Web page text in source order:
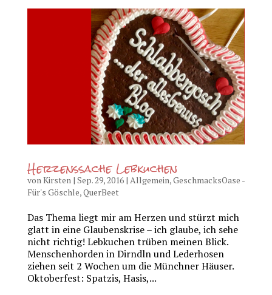
Herzenssache Lebkuchen
vonKirsten| Sep. 29, 2016| Allgemein,GeschmacksOase -
Für's Göschle,QuerBeet
Das Thema liegt mir am Herzen und stürzt mich
glatt in eine Glaubenskrise – ich glaube, ich sehe
nicht richtig! Lebkuchen trüben meinen Blick.
Menschenhorden in Dirndln und Lederhosen
ziehen seit 2 Wochen um die Münchner Häuser.
Oktoberfest: Spatzis, Hasis,...